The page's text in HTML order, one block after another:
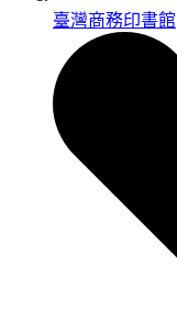
臺灣商務印書館